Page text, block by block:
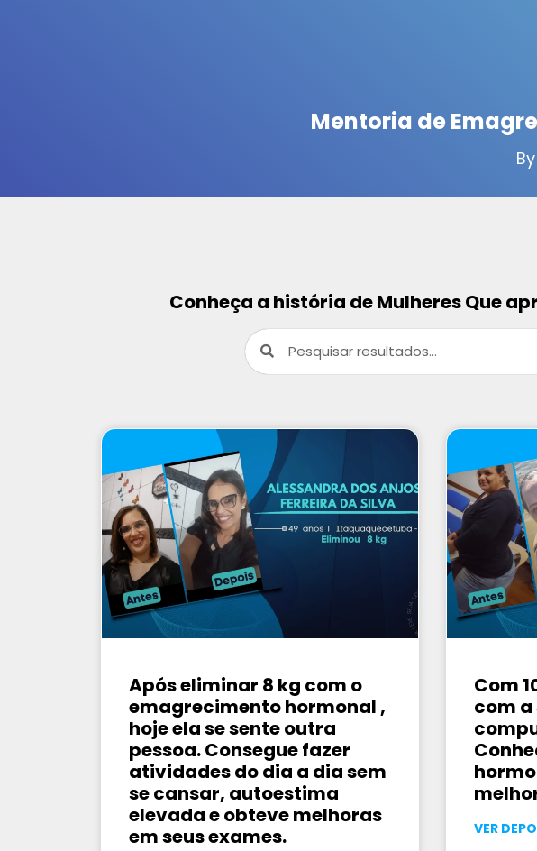
Mentoria de
Conheça a história de Mulheres Que
Após eliminar 8 kg com o
emagrecimento hormonal ,
hoje ela se sente outra
pessoa. Consegue fazer
atividades do dia a dia sem
se cansar, autoestima
elevada e obteve melhoras
em seus exames.
Com
com a
VER